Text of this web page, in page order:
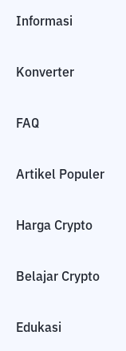
Informasi
Konverter
FAQ
Artikel Populer
Harga Crypto
Belajar Crypto
Edukasi